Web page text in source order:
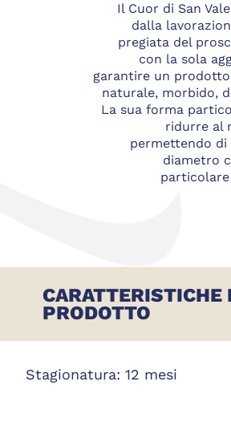
Il Cuor di San
dalla
pregiata del
con la sola
garantire un
naturale, morbido,
La sua forma
ridurre al
permettendo
diametro
CARATTERISTICHE
PRODOTTO
Stagionatura: 12 mesi